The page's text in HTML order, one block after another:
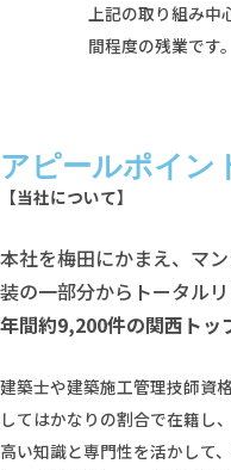
上記の取り組み中
間程度の残業です。
アピールポイン
【当社について】
本社を梅田にかまえ、マ
装の一部分からトータル
年間約9,200件の関西トッ
建築士や建築施工管理技師資
してはかなりの割合で在籍し、
高い知識と専門性を活かして